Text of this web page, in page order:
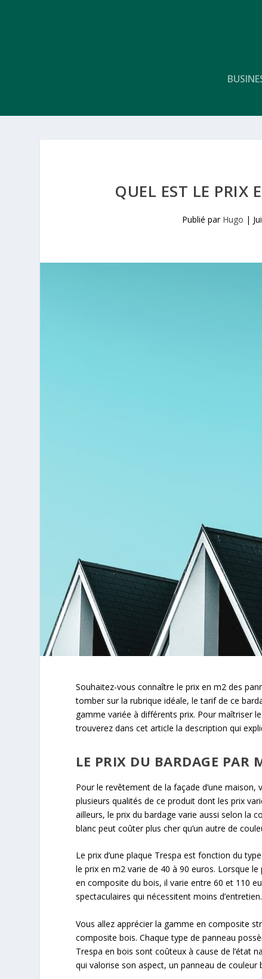
QUEL EST LE PRIX
Publié par Hugo |
Souhaitez-vous connaître le prix en m2 des
tomber sur la rubrique idéale, le tarif de ce
gamme variée à différents prix. Pour maîtriser
trouverez dans cet article la description qui
LE PRIX DU BARDAGE PAR
Pour le revêtement de la façade d’une
plusieurs qualités de ce produit dont les prix
ailleurs, le prix du bardage varie aussi selon la
blanc peut coûter plus cher qu’un autre de
Le prix d’une plaque Trespa est fonction du
le prix en m2 varie de 40 à 90 euros. Lorsque
en composite du bois, il varie entre 60 et 110
spectaculaires qui nécessitent moins d’entretien.
Vous allez apprécier la gamme en composite
composite bois. Chaque type de panneau
Trespa en bois sont coûteux à cause de l’état
qui valorise son aspect, un panneau de couleur